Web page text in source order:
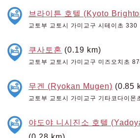
브라이튼 호텔 (Kyoto
교토부 교토시 가미교구 시테이초 330
쿠사토혼 (0.19 km)
교토부 교토시 가미교구 미즈오치초
무겐 (Ryokan Mugen) (0.85
교토부 교토시 가미교구 기타코다이몬
야도야 니시진소 호텔